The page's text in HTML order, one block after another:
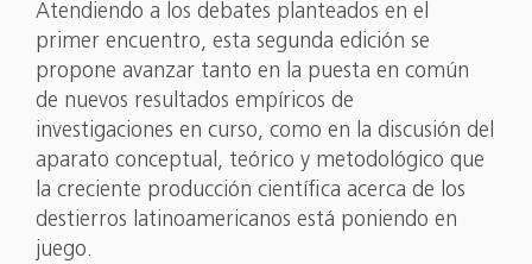
Atendiendo a los debates planteados en el
primer encuentro, esta segunda edición se
propone avanzar tanto en la puesta en común
de nuevos resultados empíricos de
investigaciones en curso, como en la discusión del
aparato conceptual, teórico y metodológico que
la creciente producción científica acerca de los
destierros latinoamericanos está poniendo en
juego.